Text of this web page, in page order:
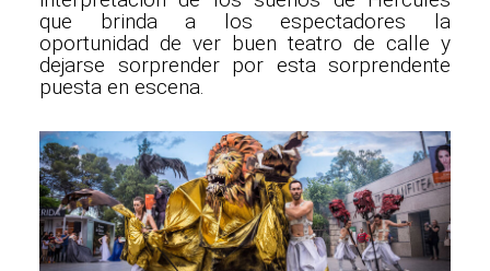
que brinda a los espectadores la
oportunidad de ver buen teatro de calle y
dejarse sorprender por esta sorprendente
puesta en escena.